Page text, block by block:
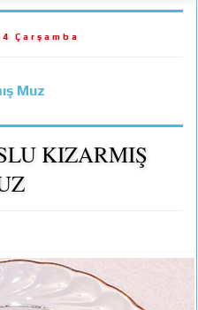
Çarşamba
Muz
KIZARMIŞ